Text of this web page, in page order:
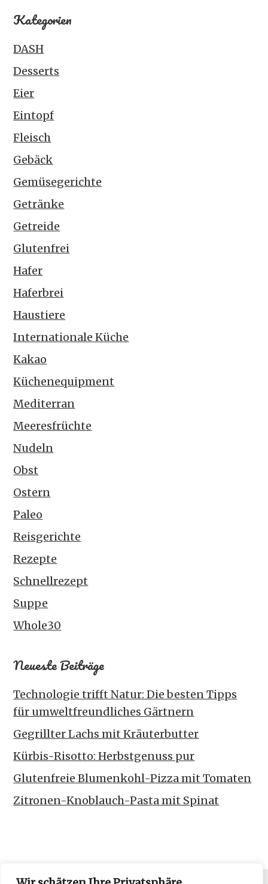
Kategorien
DASH
Desserts
Eier
Eintopf
Fleisch
Gebäck
Gemüsegerichte
Getränke
Getreide
Glutenfrei
Hafer
Haferbrei
Haustiere
Internationale Küche
Kakao
Küchenequipment
Mediterran
Meeresfrüchte
Nudeln
Obst
Ostern
Paleo
Reisgerichte
Rezepte
Schnellrezept
Suppe
Whole30
Neueste Beiträge
Technologie trifft Natur: Die besten Tipps
für umweltfreundliches Gärtnern
Gegrillter Lachs mit Kräuterbutter
Kürbis-Risotto: Herbstgenuss pur
Glutenfreie Blumenkohl-Pizza mit Tomaten
Zitronen-Knoblauch-Pasta mit Spinat